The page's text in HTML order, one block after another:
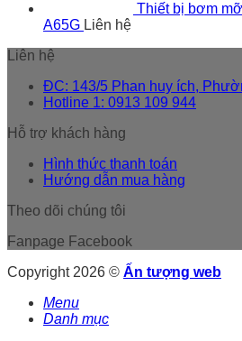
Thiết bị bơm
A65G Liên hệ
Liên hệ
ĐC: 143/5 Phan huy ích,
Hotline 1: 0913 109 944
Hỗ trợ khách hàng
Hình thức thanh toán
Hướng dẫn mua hàng
Theo dõi chúng tôi
Fanpage Facebook
Copyright 2026 © Ấn tượng web
Menu
Danh mục